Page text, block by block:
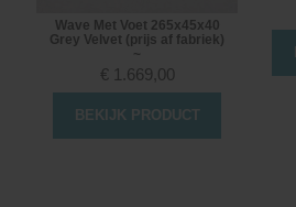
Wave Met Voet 265x45x40
Grey Velvet (prijs af fabriek)
~
€ 1.669,00
BEKIJK PRODUCT